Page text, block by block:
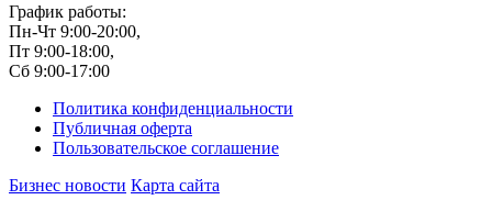
График работы:
Пн-Чт 9:00-20:00,
Пт 9:00-18:00,
Сб 9:00-17:00
Политика конфиденциальности
Публичная оферта
Пользовательское соглашение
Бизнес новости Карта сайта